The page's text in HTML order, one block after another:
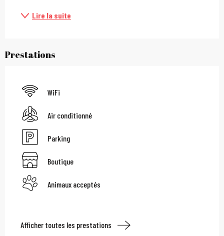
Lire la suite
Prestations
WiFi
Air conditionné
Parking
Boutique
Animaux acceptés
Afficher toutes les prestations